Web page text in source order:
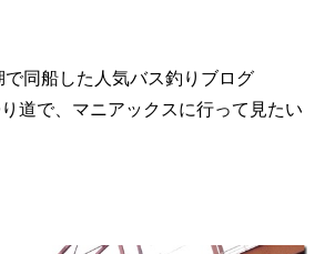
同船した人気バス釣りブログ
道で、マニアックスに行って見たい